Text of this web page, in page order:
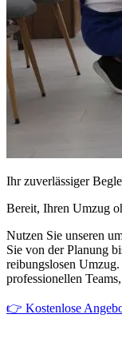
Ihr zuverlässiger
Bereit, Ihren Umzug
Nutzen Sie unseren
Sie von der Planung
reibungslosen
professionellen
👉 Kostenlose